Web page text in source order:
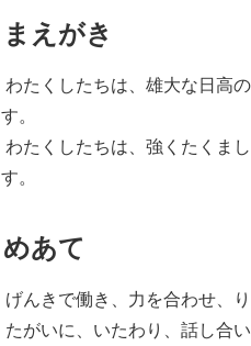
まえがき
わたくしたちは、雄大な日高
す。
わたくしたちは、強くたくま
す。
めあて
げんきで働き、力を合わせ、
たがいに、いたわり、話し合